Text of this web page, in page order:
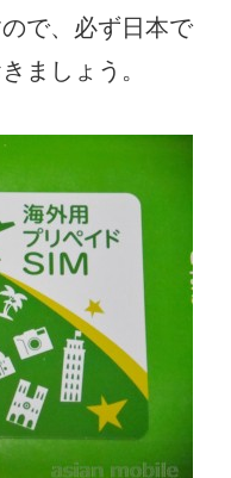
で、必ず日本で
ましょう。